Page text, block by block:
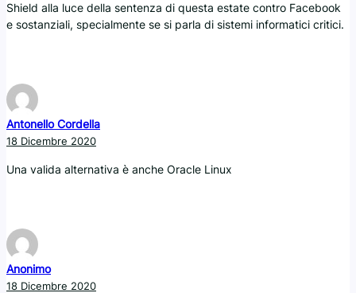
Shield alla luce della sentenza di questa estate contro Facebook
e sostanziali, specialmente se si parla di sistemi informatici critici.
Antonello Cordella
18 Dicembre 2020
Una valida alternativa è anche Oracle Linux
Anonimo
18 Dicembre 2020